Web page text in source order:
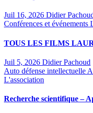
Juil 16, 2026 Didier
Conférences et événements
TOUS LES FILMS
Juil 5, 2026 Didier Pachoud
Auto défense intellectuelle
L'association
Recherche scientifique –